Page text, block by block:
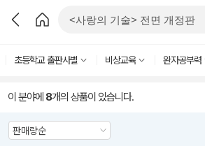
초등학교 출판사별 비상교육 완자공부력
이 분야에 8개의 상품이 있습니다.